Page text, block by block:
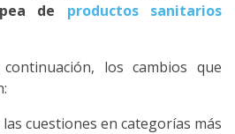
de productos sanitarios
los cambios que
cuestiones en categorías más